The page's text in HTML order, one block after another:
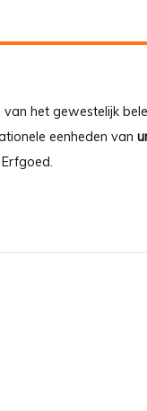
het gewestelijk
eenheden van